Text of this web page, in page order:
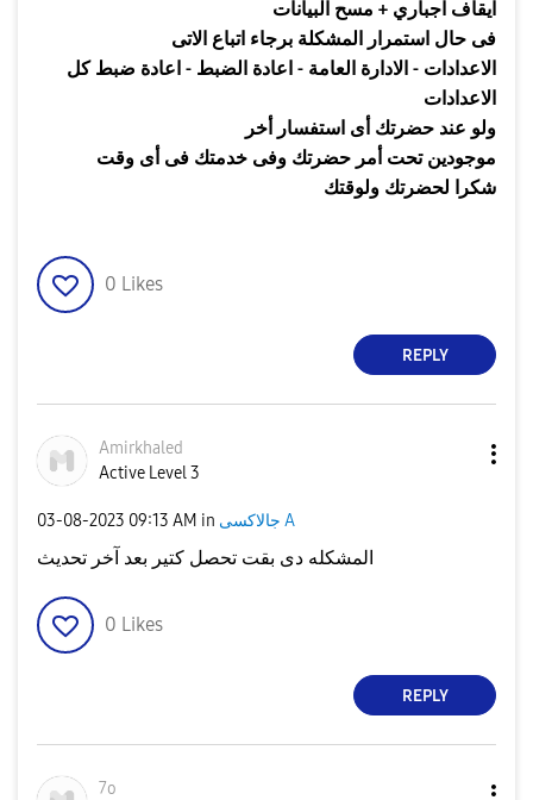
ايقاف اجباري + مسح البيانات
فى حال استمرار المشكلة برجاء اتباع الاتى
الاعدادات - الادارة العامة - اعادة الضبط - اعادة ضبط كل
الاعدادات
ولو عند حضرتك أى استفسار أخر
موجودين تحت أمر حضرتك وفى خدمتك فى أى وقت
شكرا لحضرتك ولوقتك
0 Likes
REPLY
Amirkhaled
Active Level 3
‎03-08-2023 09:13 AM in جالاكسى A
المشكله دى بقت تحصل كتير بعد آخر تحديث
0 Likes
REPLY
7o